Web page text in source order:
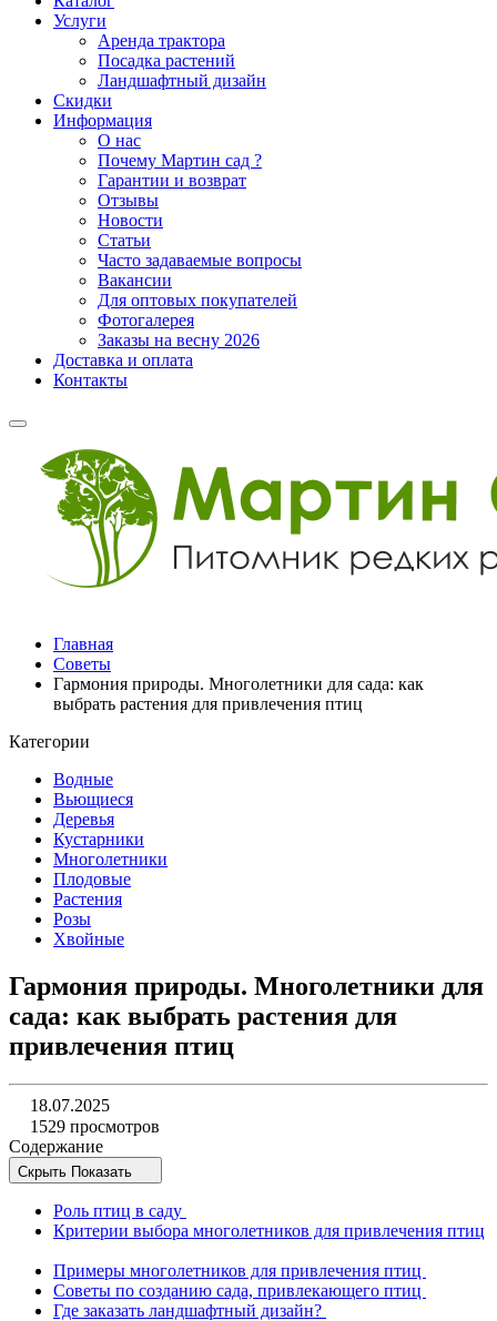
Услуги
Аренда трактора
Посадка растений
Ландшафтный дизайн
Скидки
Информация
О нас
Почему Мартин сад ?
Гарантии и возврат
Отзывы
Новости
Статьи
Часто задаваемые вопросы
Вакансии
Для оптовых покупателей
Фотогалерея
Заказы на весну 2026
Доставка и оплата
Контакты
Главная
Советы
Гармония природы. Многолетники для сада: как
выбрать растения для привлечения птиц
Категории
Водные
Вьющиеся
Деревья
Кустарники
Многолетники
Плодовые
Растения
Розы
Хвойные
Гармония природы. Многолетники для
сада: как выбрать растения для
привлечения птиц
18.07.2025
1529 просмотров
Содержание
Скрыть Показать
Роль птиц в саду
Критерии выбора многолетников для привлечения птиц
Примеры многолетников для привлечения птиц
Советы по созданию сада, привлекающего птиц
Где заказать ландшафтный дизайн?